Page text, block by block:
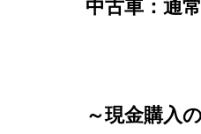
～現金購入